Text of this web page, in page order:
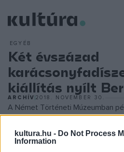
kultura.hu - Do Not Process
Information
EGYÉB
Két évszázad
kiállítás nyílt
ARCHÍV2018. NOVEMBER 30.
A Német Történeti Múzeumban
szvasztika, sziklamecset: